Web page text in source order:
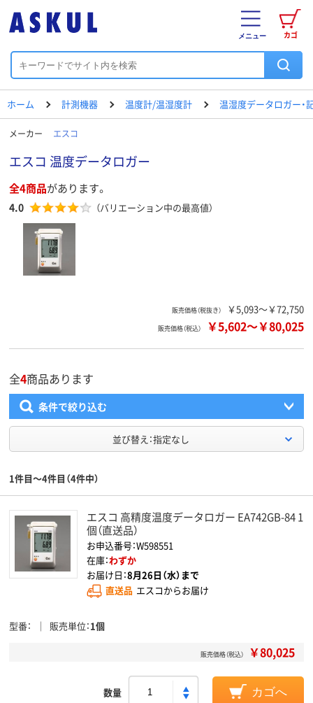
カゴ
メニュー
ホーム 計測機器 温度計/温湿度計 温湿度データロガー・
メーカー エスコ
エスコ 温度データロガー
全4商品があります。
4.0 （バリエーション中の最高値）
販売価格（税抜き） ￥5,093～￥72,750
販売価格（税込） ￥5,602～￥80,025
全4商品あります
条件で絞り込む
並び替え：指定なし
1件目～4件目（4件中）
エスコ 高精度温度データロガー EA742GB-84 1
個（直送品）
お申込番号：W598551
在庫：わずか
お届け日：8月26日（水）まで
直送品 エスコからお届け
型番 販売単位 1個
販売価格（税込） ￥80,025
数量 カゴへ